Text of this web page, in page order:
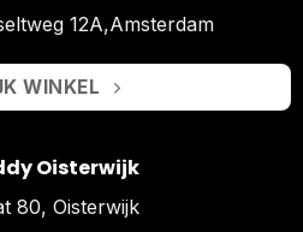
12A,Amsterdam
WINKEL
Oisterwijk
80, Oisterwijk